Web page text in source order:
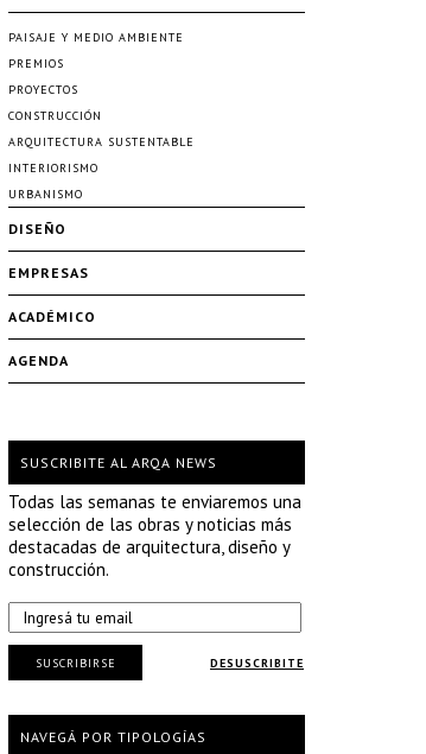
PAISAJE Y MEDIO AMBIENTE
PREMIOS
PROYECTOS
CONSTRUCCIÓN
ARQUITECTURA SUSTENTABLE
INTERIORISMO
URBANISMO
DISEÑO
EMPRESAS
ACADÉMICO
AGENDA
SUSCRIBITE AL ARQA NEWS
Todas las semanas te enviaremos una
selección de las obras y noticias más
destacadas de arquitectura, diseño y
construcción.
DESUSCRIBITE
SUSCRIBIRSE
NAVEGÁ POR TIPOLOGÍAS